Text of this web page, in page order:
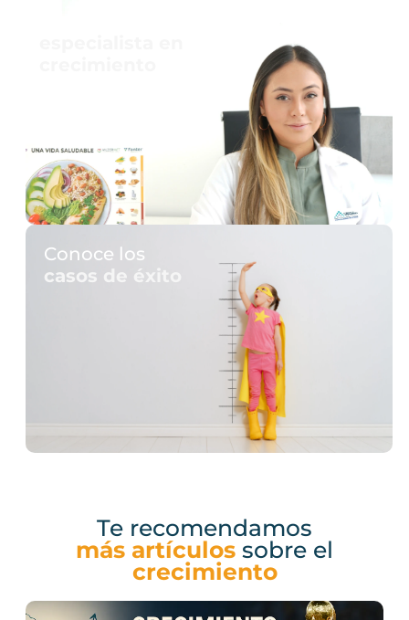
Conoce los
casos de éxito
Te recomendamos
más artículos sobre el
crecimiento